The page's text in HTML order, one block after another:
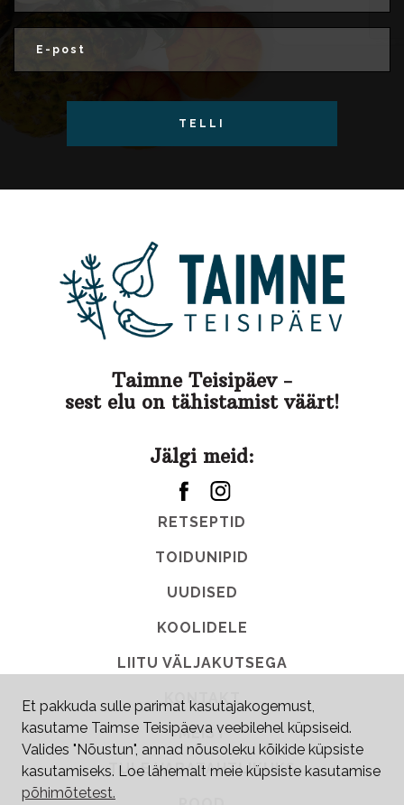
TELLI
Taimne Teisipäev -
sest elu on tähistamist väärt!
Jälgi meid:
RETSEPTID
TOIDUNIPID
UUDISED
KOOLIDELE
LIITU VÄLJAKUTSEGA
KONTAKT
MEIST
TULE VABATAHTLIKUKS
Et pakkuda sulle parimat kasutajakogemust,
kasutame Taimse Teisipäeva veebilehel küpsiseid.
Valides "Nõustun", annad nõusoleku kõikide küpsiste
kasutamiseks. Loe lähemalt meie küpsiste kasutamise
põhimõtetest.